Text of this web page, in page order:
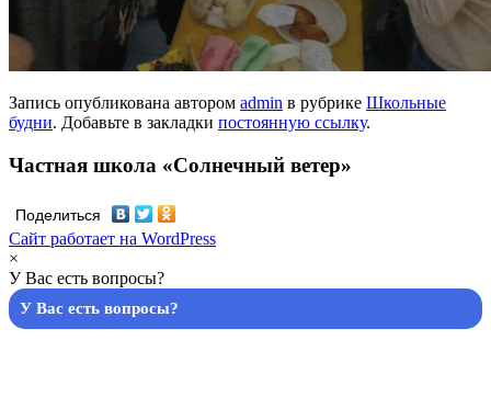
Запись опубликована автором admin в рубрике Школьные
будни. Добавьте в закладки постоянную ссылку.
Частная школа «Солнечный ветер»
Поделиться
Сайт работает на WordPress
×
У Вас есть вопросы?
У Вас есть вопросы?